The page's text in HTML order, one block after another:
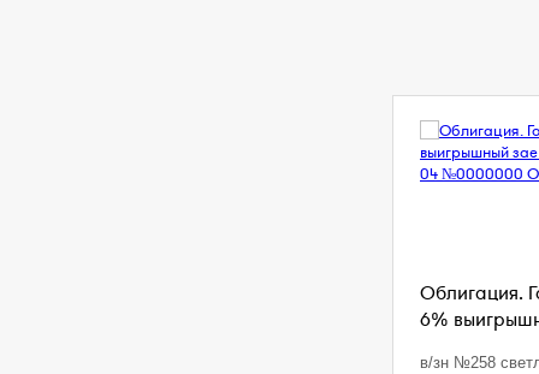
Облигация.
6%
в/зн №258